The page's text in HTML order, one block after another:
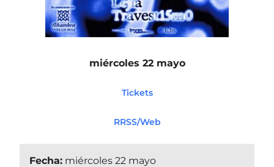
miércoles 22 mayo
Tickets
RRSS/Web
Fecha: miércoles 22 mayo